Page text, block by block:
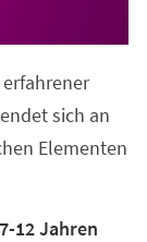
sich an
Elementen
12 Jahren